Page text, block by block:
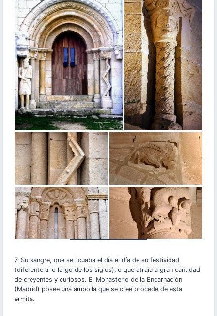
7-Su sangre, que se licuaba el día el día de su festividad
(diferente a lo largo de los siglos),lo que atraía a gran cantidad
de creyentes y curiosos. El Monasterio de la Encarnación
(Madrid) posee una ampolla que se cree procede de esta
ermita.